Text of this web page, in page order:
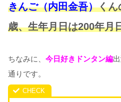
きんご（内田金吾）くん
歳、生年月日は200年月
ちなみに、 今日好きドンタン編
通りです。